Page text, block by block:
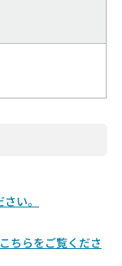
い。
ちらをご覧くださ